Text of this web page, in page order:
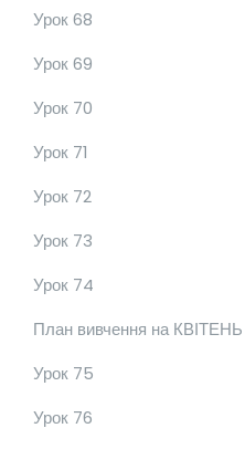
Урок 68
Урок 69
Урок 70
Урок 71
Урок 72
Урок 73
Урок 74
План вивчення на КВІТЕНЬ
Урок 75
Урок 76